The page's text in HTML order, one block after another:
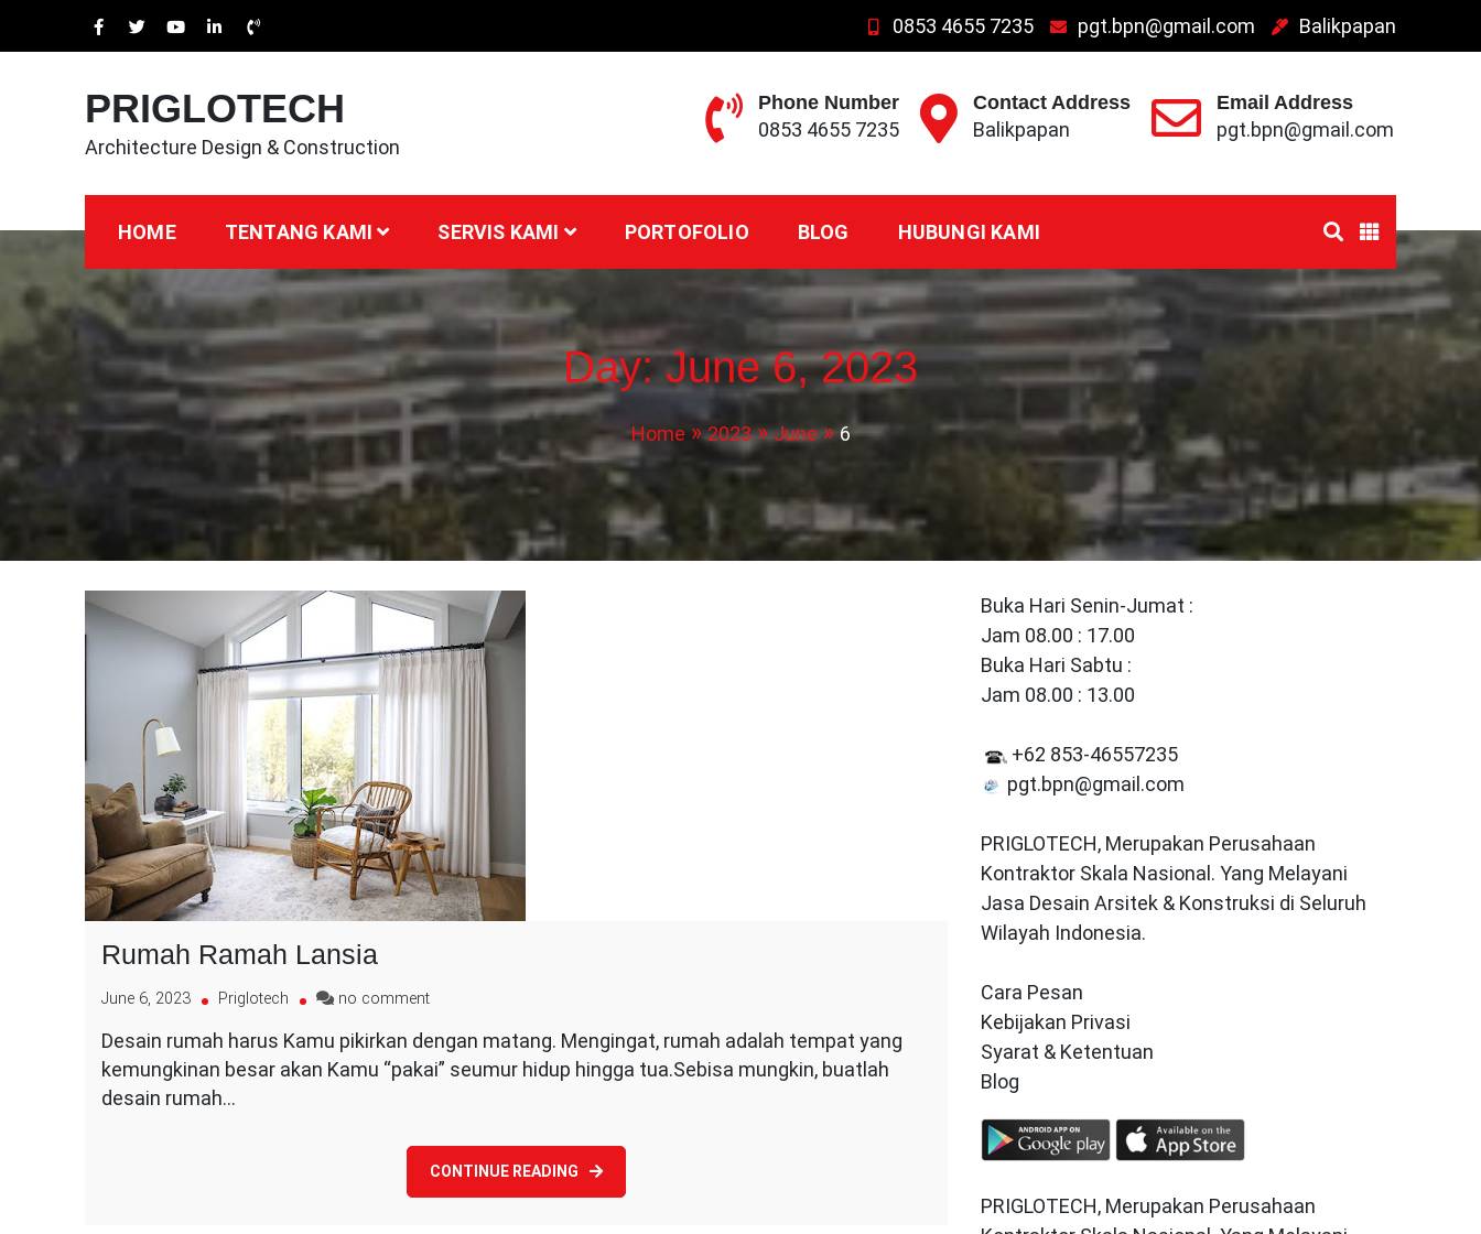
0853 4655 7235 pgt.bpn@gmail.com Balikpapan
PRIGLOTECH
Architecture Design & Construction
Phone Number
0853 4655 7235
Contact Address
Balikpapan
Email Address
pgt.bpn@gmail.com
HOME TENTANG KAMI SERVIS KAMI PORTOFOLIO BLOG HUBUNGI KAMI
Day:June 6, 2023
Home 2023 June 6
Rumah Ramah Lansia
June 6, 2023 Priglotech no commenton
Ramah
Lansia
Desain rumah harus Kamu pikirkan dengan matang. Mengingat, rumah adalah tempat yang
kemungkinan besar akan Kamu “pakai” seumur hidup hingga tua.Sebisa mungkin, buatlah
desain rumah…
CONTINUE READING
Buka Hari Senin-Jumat :
Jam 08.00 : 17.00
Buka Hari Sabtu :
Jam 08.00 : 13.00
+62 853-46557235
pgt.bpn@gmail.com
PRIGLOTECH, Merupakan Perusahaan
Kontraktor Skala Nasional. Yang Melayani
Jasa Desain Arsitek & Konstruksi di Seluruh
Wilayah Indonesia.
Cara Pesan
Kebijakan Privasi
Syarat & Ketentuan
Blog
PRIGLOTECH, Merupakan Perusahaan